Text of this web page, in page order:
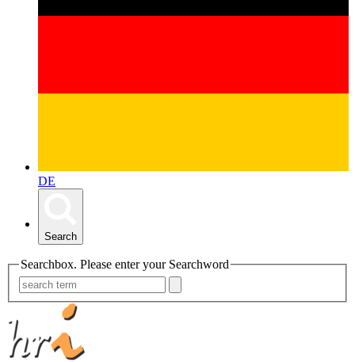
DE
Search
Searchbox. Please enter your Searchword